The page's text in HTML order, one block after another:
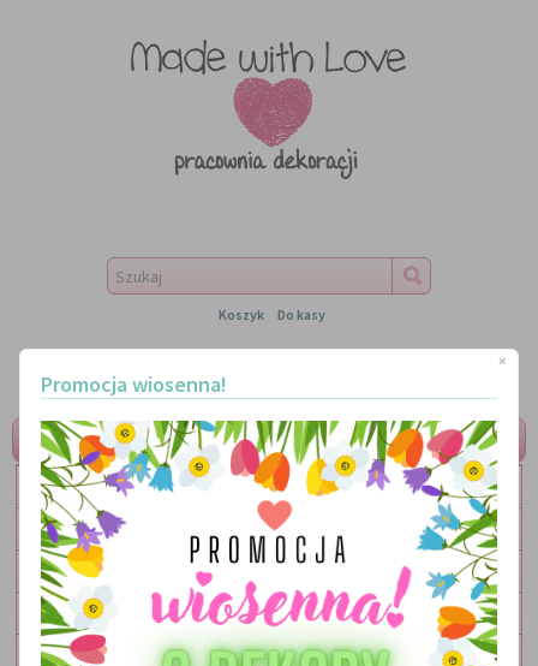
Koszyk Do kasy
MENU
LITERKI
TABLICZKI
OBRAZKI
LAMPKI
DEKORACJE
×
Promocja wiosenna!